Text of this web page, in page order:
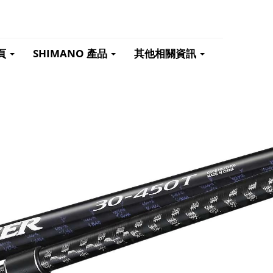
SHIMANO 產品 其他相關資訊